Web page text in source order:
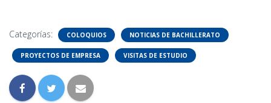
Categorías: COLOQUIOS NOTICIAS DE BACHILLERATO
PROYECTOS DE EMPRESA VISITAS DE ESTUDIO